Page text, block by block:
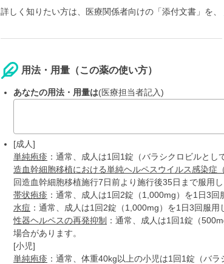
詳しく知りたい方は、医療関係者向けの「添付文書」を、
用法・用量（この薬の使い方）
あなたの用法・用量は(医療担当者記入)
[成人]
単純疱疹 ：通常、成人は1回1錠（バラシクロビルとし
造血幹細胞移植における単純ヘルペスウイルス感染症
回造血幹細胞移植施行7日前より施行後35日まで服用し
帯状疱疹 ：通常、成人は1回2錠（1,000mg）を1日3回
水痘 ：通常、成人は1回2錠（1,000mg）を1日3回服用
性器ヘルペスの再発抑制 ：通常、成人は1回1錠（
場合があります。
[小児]
単純疱疹 ：通常、体重40kg以上の小児は1回1錠（バ